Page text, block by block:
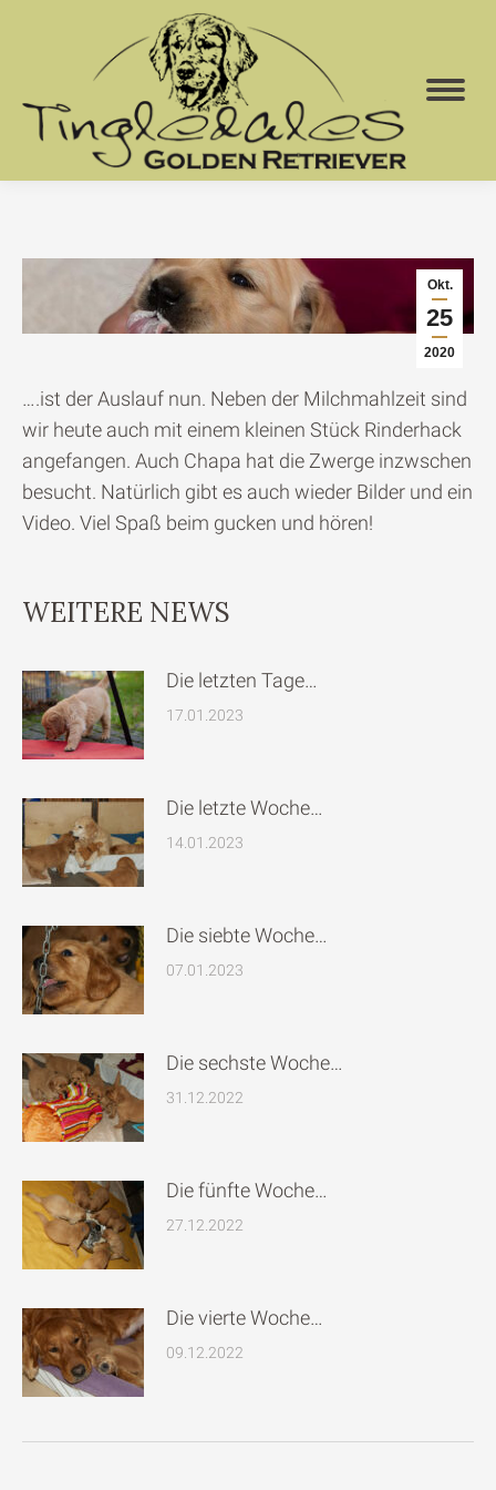
Okt.
25
2020
….ist der Auslauf nun. Neben der Milchmahlzeit sind
wir heute auch mit einem kleinen Stück Rinderhack
angefangen. Auch Chapa hat die Zwerge inzwschen
besucht. Natürlich gibt es auch wieder Bilder und ein
Video. Viel Spaß beim gucken und hören!
WEITERE NEWS
Die letzten Tage…
17.01.2023
Die letzte Woche…
14.01.2023
Die siebte Woche…
07.01.2023
Die sechste Woche…
31.12.2022
Die fünfte Woche…
27.12.2022
Die vierte Woche…
09.12.2022